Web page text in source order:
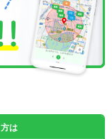
方は